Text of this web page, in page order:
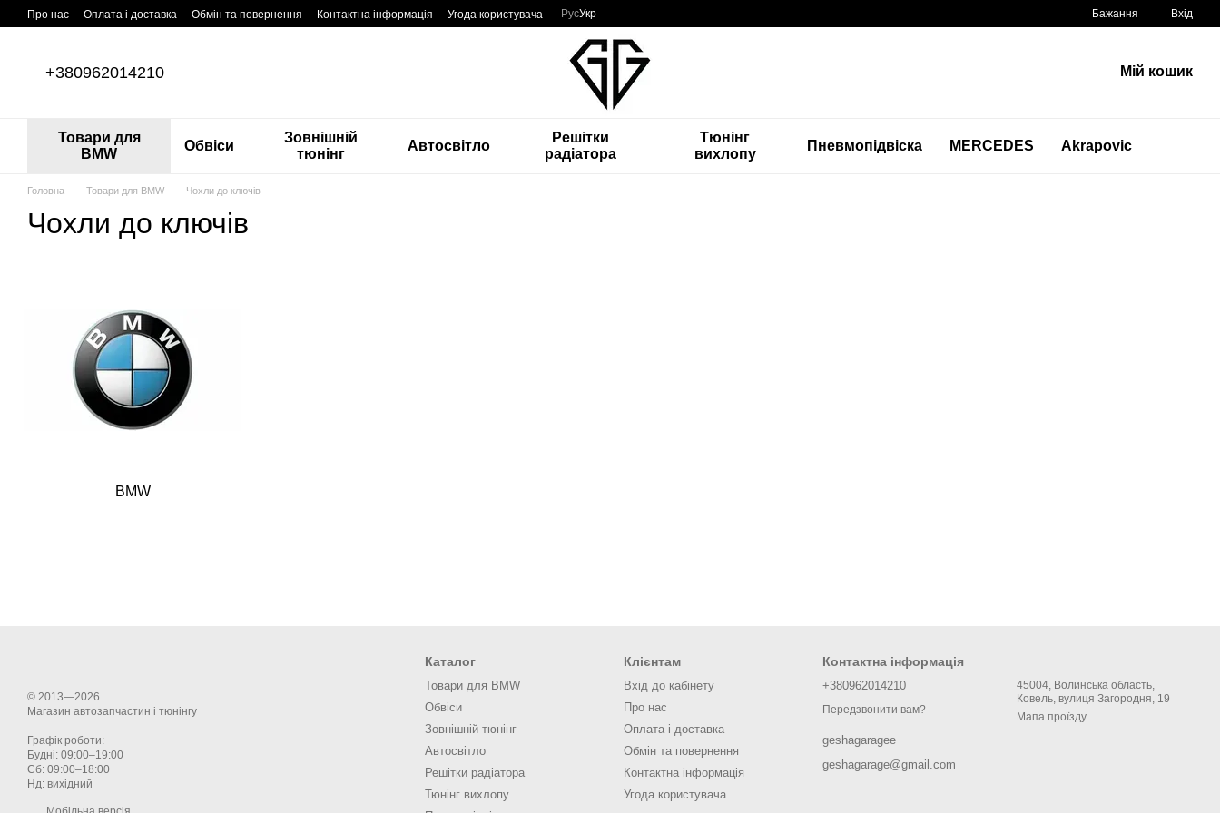
Перейти до основного контенту
Про нас Оплата і доставка Обмін та повернення Контактна інформація Угода користувача РусУкр Бажання Вхід
+380962014210 Мій кошик
Товари для
BMW
Обвіси
Зовнішній
тюнінг
Автосвітло
Решітки
радіатора
Тюнінг
вихлопу
Пневмопідвіска MERCEDES Akrapovic
Головна Товари для BMW Чохли до ключів
Чохли до ключів
BMW
© 2013—2026
Магазин автозапчастин і тюнінгу
Графік роботи:
Будні: 09:00–19:00
Сб: 09:00–18:00
Нд: вихідний
Каталог
Товари для BMW
Обвіси
Зовнішній тюнінг
Автосвітло
Решітки радіатора
Тюнінг вихлопу
Клієнтам
Вхід до кабінету
Про нас
Оплата і доставка
Обмін та повернення
Контактна інформація
Угода користувача
Контактна інформація
+380962014210
Передзвонити вам?
geshagaragee
geshagarage@gmail.com
45004, Волинська область,
Ковель, вулиця Загородня, 19
Мапа проїзду